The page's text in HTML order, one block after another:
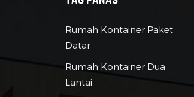
Rumah Kontainer Paket
Datar
Rumah Kontainer Dua
Lantai